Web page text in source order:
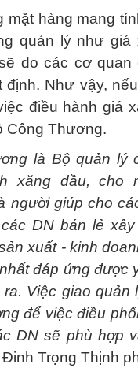
mặt hàng mang
quản lý như giá
do các cơ quan
định. Như vậy,
điều hành giá
Công Thương.
là Bộ quản lý
xăng dầu, cho
người giúp cho
DN bán lẻ
xuất - kinh
đáp ứng được
Việc giao quản
để việc điều
DN sẽ phù hợp
Trọng Thịnh